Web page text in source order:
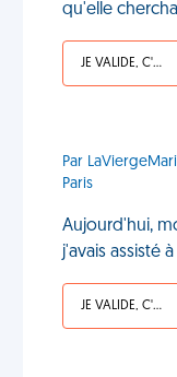
qu'elle
JE VALIDE, C'EST UNE VDM
Par
Paris
Aujourd'hui,
j'avais assisté
JE VALIDE, C'EST UNE VDM